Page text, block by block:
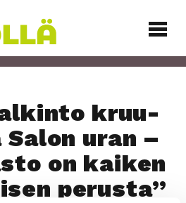
kruu­
uran –
on kai­ken
perus­ta”